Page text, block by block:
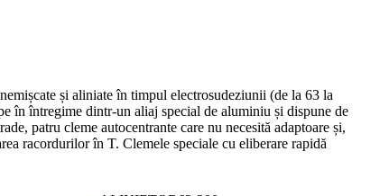
și aliniate în timpul electrosudeziunii (de la 63 la
în întregime dintr-un aliaj special de aluminiu și dispune de
patru cleme autocentrante care nu necesită adaptoare și,
racordurilor în T. Clemele speciale cu eliberare rapidă